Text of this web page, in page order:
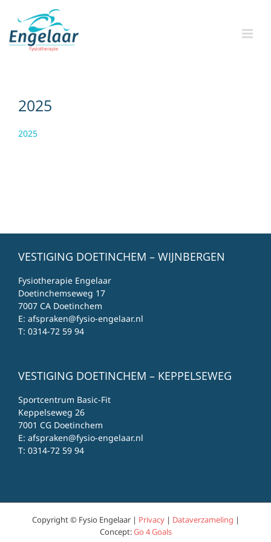
content
2025
2025
VESTIGING DOETINCHEM – WIJNBERGEN
Fysiotherapie Engelaar
Doetinchemseweg 17
7007 CA Doetinchem
E: afspraken@fysio-engelaar.nl
T: 0314-72 59 94
VESTIGING DOETINCHEM – KEPPELSEWEG
Sportcentrum Basic-Fit
Keppelseweg 26
7001 CG Doetinchem
E: afspraken@fysio-engelaar.nl
T: 0314-72 59 94
Copyright © Fysio Engelaar | Privacy| Dataverzameling |
Concept:Go 4 Goals